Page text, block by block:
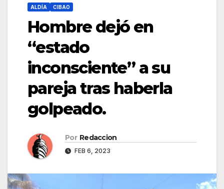
ALDÍA CIBAO
Hombre dejó en
“estado
inconsciente” a su
pareja tras haberla
golpeado.
Por Redaccion
FEB 6, 2023